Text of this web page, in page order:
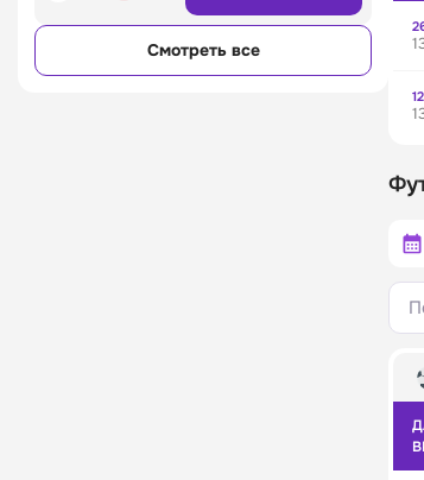
Смотреть все